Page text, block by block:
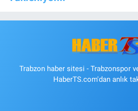
Trabzon haber sitesi - Trabzonspor
HaberTS.com'dan anlık